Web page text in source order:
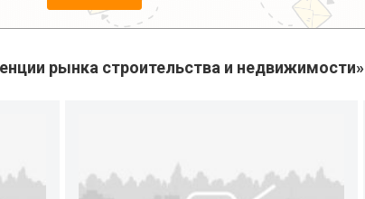
рынка строительства и недвижимости»